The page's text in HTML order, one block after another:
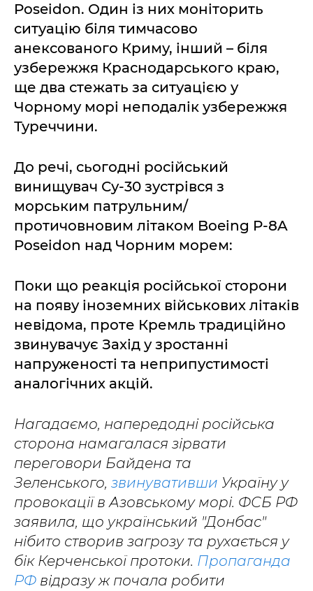
Poseidon. Один із них моніторить
ситуацію біля тимчасово
анексованого Криму, інший – біля
узбережжя Краснодарського краю,
ще два стежать за ситуацією у
Чорному морі неподалік узбережжя
Туреччини.
До речі, сьогодні російський
винищувач Су-30 зустрівся з
морським патрульним/
протичовновим літаком Boeing P-8A
Poseidon над Чорним морем:
Поки що реакція російської сторони
на появу іноземних військових літаків
невідома, проте Кремль традиційно
звинувачує Захід у зростанні
напруженості та неприпустимості
аналогічних акцій.
Нагадаємо, напередодні російська
сторона намагалася зірвати
переговори Байдена та
Зеленського, звинувативши Україну у
провокації в Азовському морі. ФСБ РФ
заявила, що український "Донбас"
нібито створив загрозу та рухається у
бік Керченської протоки. Пропаганда
РФ відразу ж почала робити